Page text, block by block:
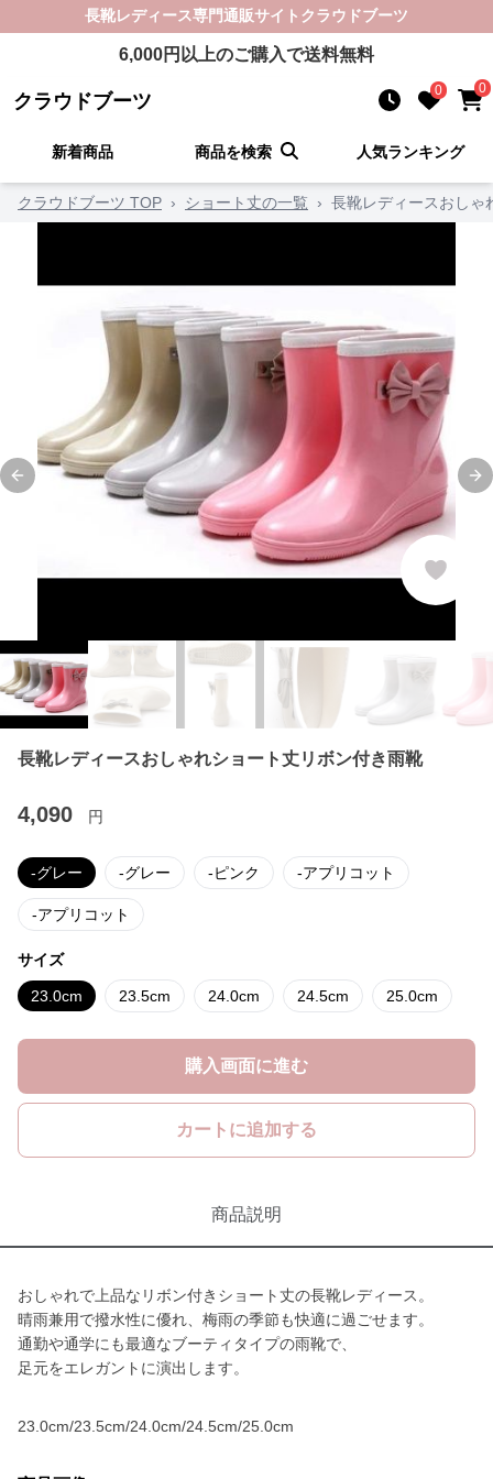
長靴レディース専門通販サイト クラウドブーツ
6,000円以上のご購入で送料無料
クラウドブーツ 0 0
新着商品 商品を検索 人気ランキング
クラウドブーツ TOP › ショート丈の一覧 › 長靴レディースおしゃ
Previous slide
長靴レディースおしゃれショート丈リボン付き雨靴
4,090 円
-グレー -グレー -ピンク -アプリコット
-アプリコット
サイズ
23.0cm 23.5cm 24.0cm 24.5cm 25.0cm
購入画面に進む
カートに追加する
商品説明
おしゃれで上品なリボン付きショート丈の長靴レディース。
晴雨兼用で撥水性に優れ、梅雨の季節も快適に過ごせます。
通勤や通学にも最適なブーティタイプの雨靴で、
足元をエレガントに演出します。
23.0cm/23.5cm/24.0cm/24.5cm/25.0cm